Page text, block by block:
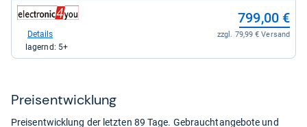
kaufen.
zum
Shop:
electronic4you.de
799,00 €
zzgl. 79,99 € Versand
Details
lagernd: 5+
Preis­ent­wick­lung
Preisentwicklung der letzten 89 Tage. Gebrauchtangebote und